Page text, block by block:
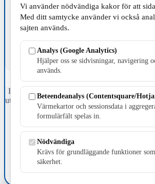
TILLVERKNING
Fristående webbtidningsföretag grundat 1991
ut tidningen Skillingaryd.nu och 2010
april 2026 omfattar Skillingaryd.nu tre
Värnamo och Vaggeryds
E-post:
Postadress: Gisslaköp 1, 568 92
Kakinställningar
Vi använder nödvändiga kakor för att
Med ditt samtycke använder vi också
sajten används.
Analys (Google Analytics)
Hjälper oss se sidvisningar, navigering
används.
Beteendeanalys (Contentsquare/
Värmekartor och sessionsdata i
formulärfält spelas in.
Nödvändiga
Krävs för grundläggande funktioner
säkerhet.